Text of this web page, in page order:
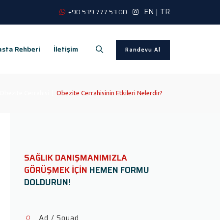
+90 539 777 53 00 EN | TR
Randevu Al
Rehberi İletişim
Obezite Cerrahisinin Etkileri Nelerdir?
SAĞLIK DANIŞMANIMIZLA
GÖRÜŞMEK İÇİN HEMEN FORMU
DOLDURUN!